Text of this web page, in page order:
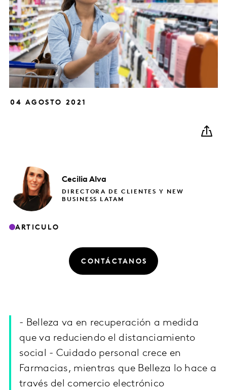
04 AGOSTO 2021
CeciliaAlva
DIRECTORA DE CLIENTES Y NEW
BUSINESS LATAM
ARTICULO
CONTÁCTANOS
- Belleza va en recuperación a medida
que va reduciendo el distanciamiento
social - Cuidado personal crece en
Farmacias, mientras que Belleza lo hace a
través del comercio electrónico